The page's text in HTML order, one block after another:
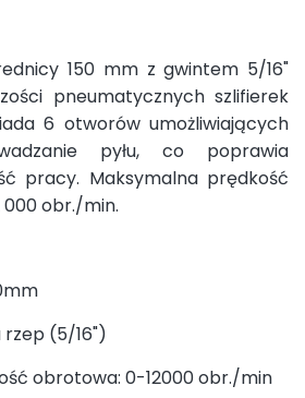
150 mm z gwintem 5/16"
pneumatycznych szlifierek
6 otworów umożliwiających
pyłu, co poprawia
pracy. Maksymalna prędkość
obr./min.
rzep (5/16")
obrotowa: 0-12000 obr./min